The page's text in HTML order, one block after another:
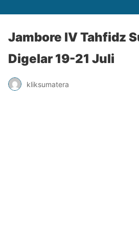
Jambore IV Tahfidz
Digelar 19-21 Juli
kliksumatera